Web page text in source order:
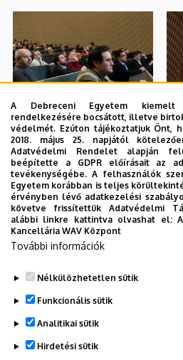
A Debreceni Egyetem
rendelkezésére bocsátott, illetve
védelmét. Ezúton tájékoztatjuk Önt,
2018. május 25. napjától
Adatvédelmi Rendelet alapján
beépítette a GDPR előírásait az
tevékenységébe. A felhasználók
Egyetem korábban is teljes
érvényben lévő adatkezelési
követve frissítettük Adatvédelmi
alábbi linkre kattintva olvashat el:
Kancellária WAV Központ
További információk
Nélkülözhetetlen sütik
Funkcionális sütik
Analitikai sütik
Hirdetési sütik